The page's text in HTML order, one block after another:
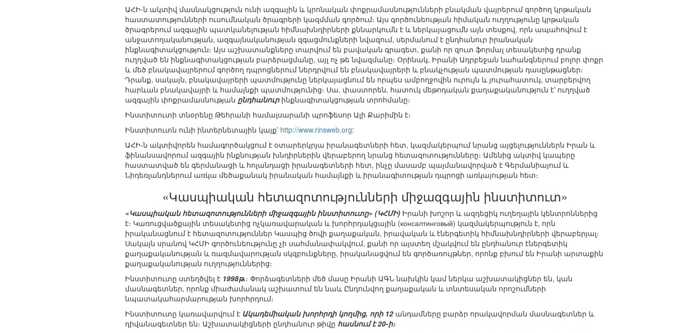
ԱՀԻ-ն ակտիվ մասնակցություն ունի ազգային և կրոնական փոքրամասնությունների բնակման վայրերում գործող կրթական
հաստատությունների ուսումնական ծրագրերի կազմման գործում։ Այս գործունեության հիմական ուղղությունը կրթական
ծրագրերում ազգային պատկանելության հիմնախնդիրների քննարկումն է և ներկայացումն այն տեսքով, որն ապահովում է
անջատողականության, ազգայնականության զգացմունքների նվազում, սերմանում է ընդհանուր իրանական
ինքնագիտակցություն։ Այս աշխատանքները տարվում են բավական գրագետ, քանի որ զուտ ֆորմալ տեսակետից դրանք
ուղղված են ինքնագիտակցության բարձրացմանը, այլ ոչ թե նվազմանը։ Օրինակ, Իրանի Ադրբեջան նահանգներում բոլոր փոքր
և մեծ բնակավայրերում գործող դպրոցներում ներդրվում են բնակավայրերի և բնակչության պատմության դասընթացներ։
Դրանք, սակայն, բնակավայրերի պատմությունը ներկայացնում են որպես ամբողջովին ուրույն և յուրահատուկ, տարբերվող
հարևան բնակավայրի և համայնքի պատմությունից։ Սա, փաստորեն, հատուկ մեթոդական քաղաքականություն է՝ ուղղված
ազգային փոքրամասնության ընդհանուրինքնագիտակցության տրոհմանը։
Ինստիտուտի տնօրենը Թեհրանի համալսարանի պրոֆեսոր Ալի Քարիմին է։
Ինստիտուտն ունի ինտերնետային կայք՝ http://www.rinsweb.org:
ԱՀԻ-ն ակտիվորեն համագործակցում է օտարերկրյա իրանագետների հետ, կազմակերպում նրանց այցելություններն Իրան և
ֆինանսավորում ազգային ինքնության խնդիրներին վերաբերող նրանց հետազոտությունները։ Ամենից ակտիվ կապերը
հաստատված են գերմանացի և հոլանդացի իրանագետների հետ, ինչը մասամբ պայմանավորված է Գերմանիայում և
Նիդեռլանդներում առկա մեծաքանակ իրանական համայնքի և իրանագիտության դպրոցի առկայության հետ։
«Կասպիական հետազոտությունների միջազգային ինստիտուտ»
«Կասպիական հետազոտությունների միջազգային ինստիտուտը» (ԿՀՄԻ) Իրանի խոշոր և ազդեցիկ ուղեղային կենտրոններից
է։ Կառուցվածքային տեսակետից ոչկառավարական և խորհրդակցային (консалтинговый) կազմակերպություն է, որն
իրականացնում է հետազոտություններ Կասպից ծովի քաղաքական, իրավական և էներգետիկ հիմնախնդիրների վերաբերյալ։
Սակայն սրանով ԿՀՄԻ գործունեությունը չի սահմանափակվում, քանի որ այստեղ մշակվում են ընդհանուր էներգետիկ
քաղաքականության և ռազմավարության սկզբունքները, իրականացվում են գործառույթներ, որոնք բխում են Իրանի արտաքին
քաղաքականության ուղղություններից։
Ինստիտուտը ստեղծվել է 1998թ.։ Փորձագետների մեծ մասը Իրանի ԱԳՆ նախկին կամ ներկա աշխատակիցներ են, կան
մասնագետներ, որոնք միաժամանակ աշխատում են նաև Ընդունվող քաղաքական և տնտեսական որոշումների
նպատակահարմարության խորհրդում։
Ինստիտուտը կառավարվում է Ակադեմիական խորհրդի կողմից, որի 12 անդամները բարձր որակավորման մասնագետներ և
դիվանագետներ են։ Աշխատակիցների ընդհանուր թիվը հասնում է 20-ի։